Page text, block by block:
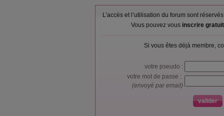
L’accès et l’utilisation du forum sont
Vous pouvez vous inscrire
Si vous êtes déjà membre,
votre pseudo :
votre mot de passe :
(envoyé par email)